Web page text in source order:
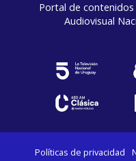
Portal de contenidos
Audiovisual
Políticas de privacidad